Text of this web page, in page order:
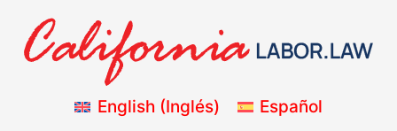
English (Inglés) Español